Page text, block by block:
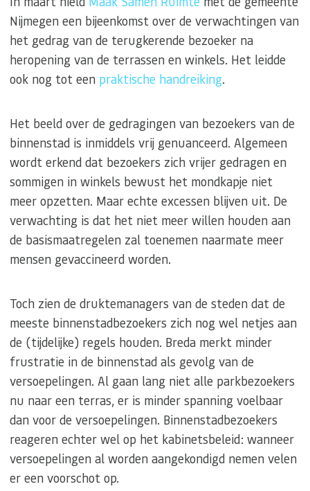
Nijmegen een bijeenkomst over de verwachtingen van
het gedrag van de terugkerende bezoeker na
heropening van de terrassen en winkels. Het leidde
ook nog tot een praktische handreiking.
Het beeld over de gedragingen van bezoekers van de
binnenstad is inmiddels vrij genuanceerd. Algemeen
wordt erkend dat bezoekers zich vrijer gedragen en
sommigen in winkels bewust het mondkapje niet
meer opzetten. Maar echte excessen blijven uit. De
verwachting is dat het niet meer willen houden aan
de basismaatregelen zal toenemen naarmate meer
mensen gevaccineerd worden.
Toch zien de druktemanagers van de steden dat de
meeste binnenstadbezoekers zich nog wel netjes aan
de (tijdelijke) regels houden. Breda merkt minder
frustratie in de binnenstad als gevolg van de
versoepelingen. Al gaan lang niet alle parkbezoekers
nu naar een terras, er is minder spanning voelbaar
dan voor de versoepelingen. Binnenstadbezoekers
reageren echter wel op het kabinetsbeleid: wanneer
versoepelingen al worden aangekondigd nemen velen
er een voorschot op.